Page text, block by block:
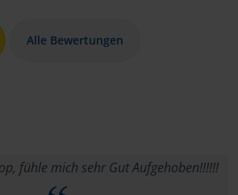
Alle Bewertungen
fühle mich sehr Gut Aufgehoben!!!!!!